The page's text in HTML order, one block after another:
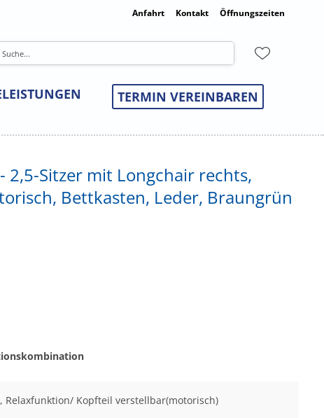
Anfahrt Kontakt Öffnungszeiten
TERMIN VEREINBAREN
2,5-Sitzer mit Longchair rechts,
Bettkasten, Leder, Braungrün
Relaxfunktion/ Kopfteil verstellbar(motorisch)